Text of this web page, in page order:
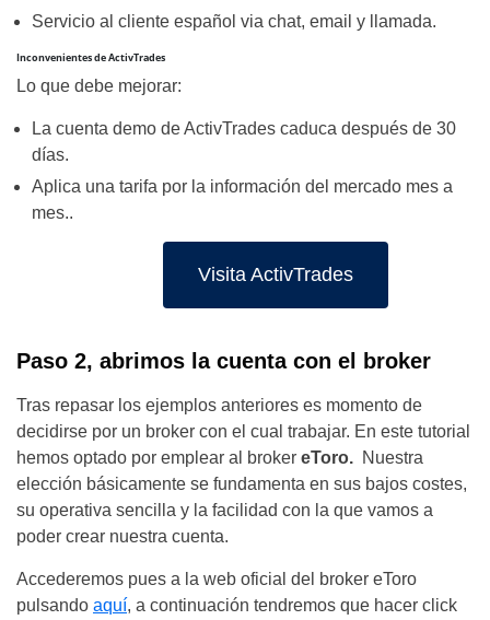
Servicio al cliente español via chat, email y llamada.
Inconvenientes de ActivTrades
Lo que debe mejorar:
La cuenta demo de ActivTrades caduca después de 30
días.
Aplica una tarifa por la información del mercado mes a
mes..
Visita ActivTrades
Paso 2, abrimos la cuenta con el broker
Tras repasar los ejemplos anteriores es momento de
decidirse por un broker con el cual trabajar. En este tutorial
hemos optado por emplear al broker eToro. Nuestra
elección básicamente se fundamenta en sus bajos costes,
su operativa sencilla y la facilidad con la que vamos a
poder crear nuestra cuenta.
Accederemos pues a la web oficial del broker eToro
pulsando aquí, a continuación tendremos que hacer click